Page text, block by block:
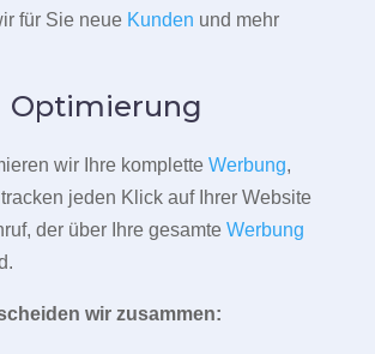
für Sie neue Kunden und mehr
Optimierung
wir Ihre komplette Werbung,
jeden Klick auf Ihrer Website
der über Ihre gesamte Werbung
wir zusammen: